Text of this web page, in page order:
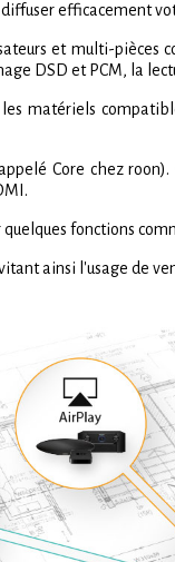
efficacement
et multi-pièces
DSD et PCM, la
matériels
Core chez
fonctions
ainsi l'usage de